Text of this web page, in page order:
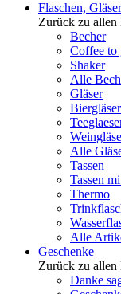
Flaschen,
Zurück zu allen
Becher
Coffee to
Shaker
Alle
Gläser
Biergläser
Alle
Tassen
Tassen
Thermo
Alle
Geschenke
Zurück zu allen
Danke